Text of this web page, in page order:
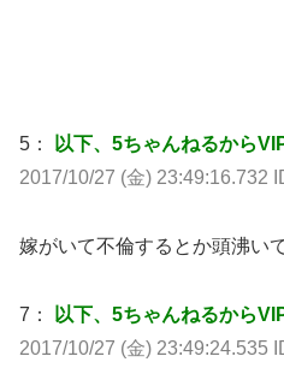
5：
以下、5ちゃんねるから
2017/10/27 (金) 23:49:16.732
嫁がいて不倫するとか頭沸い
7：
以下、5ちゃんねるから
2017/10/27 (金) 23:49:24.535